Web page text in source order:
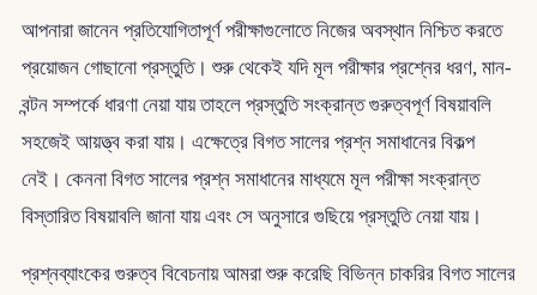
আপনারা জানেন প্রতিযোগিতাপূর্ণ পরীক্ষাগুলোতে নিজের অবস্থান নিশ্চিত করতে
প্রয়োজন গোছানো প্রস্তুতি। শুরু থেকেই যদি মূল পরীক্ষার প্রশ্নের ধরণ, মান-
বন্টন সম্পর্কে ধারণা নেয়া যায় তাহলে প্রস্তুতি সংক্রান্ত গুরুত্বপূর্ণ বিষয়াবলি
সহজেই আয়ত্ত্ব করা যায়। এক্ষেত্রে বিগত সালের প্রশ্ন সমাধানের বিকল্প
নেই। কেননা বিগত সালের প্রশ্ন সমাধানের মাধ্যমে মূল পরীক্ষা সংক্রান্ত
বিস্তারিত বিষয়াবলি জানা যায় এবং সে অনুসারে গুছিয়ে প্রস্তুতি নেয়া যায়।
প্রশ্নব্যাংকের গুরুত্ব বিবেচনায় আমরা শুরু করেছি বিভিন্ন চাকরির বিগত সালের